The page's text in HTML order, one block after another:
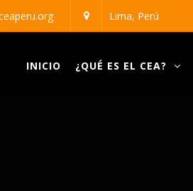
Lima, Perú
Adventista
INICIO ¿QUÉ ES EL CEA?